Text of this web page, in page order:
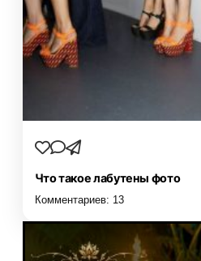
Что такое лабутены фото
Комментариев: 13